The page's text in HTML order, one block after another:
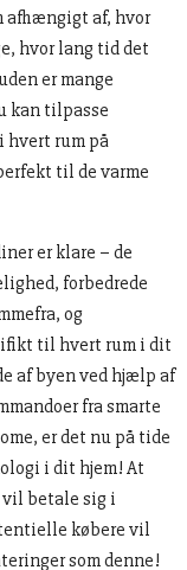
af, hvor
hvor lang tid det
er mange
kan tilpasse
hvert rum på
til de varme
er klare – de
forbedrede
og
til hvert rum i dit
af byen ved hjælp af
fra smarte
er det nu på tide
i dit hjem! At
betale sig i
købere vil
som denne!